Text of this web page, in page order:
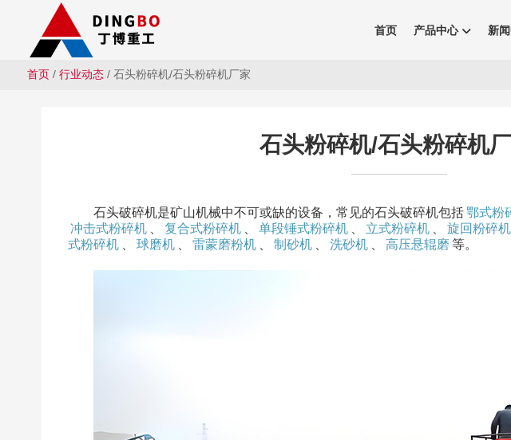
首页 产品中心 新
首页/ 行业动态/ 石头粉碎机/石头粉碎机厂家
石头粉碎机/石头粉碎机
石头破碎机是矿山机械中不可或缺的设备，常见的石头破碎机包括 鄂式粉
冲击式粉碎机
复合式粉碎机 单段锤式粉碎机 立式粉碎机 旋回粉碎机
式粉碎机
球磨机 雷蒙磨粉机 制砂机 洗砂机 高压悬辊磨 等。